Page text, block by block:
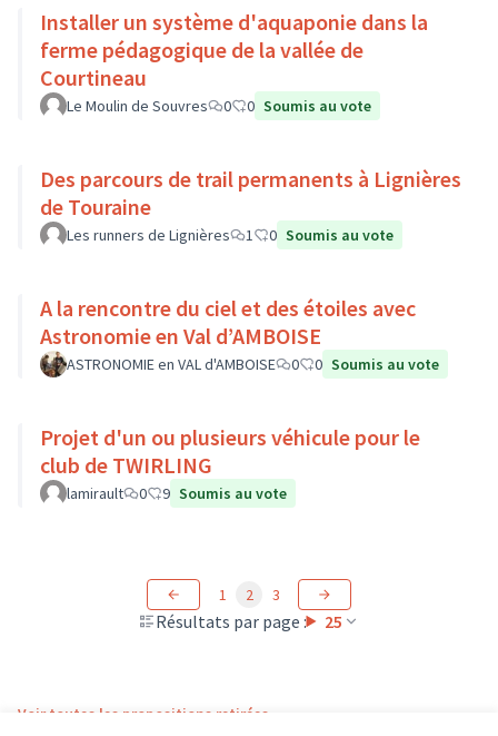
Installer un système d'aquaponie dans la
ferme pédagogique de la vallée de
Courtineau
Le Moulin de Souvres 0 0 Soumis au vote
Des parcours de trail permanents à Lignières
de Touraine
Les runners de Lignières 1 0 Soumis au vote
A la rencontre du ciel et des étoiles avec
Astronomie en Val d’AMBOISE
ASTRONOMIE en VAL d'AMBOISE 0 0 Soumis au vote
Projet d'un ou plusieurs véhicule pour le
club de TWIRLING
lamirault 0 9 Soumis au vote
Résultats par page : 25
1 2 3
Voir toutes les propositions retirées